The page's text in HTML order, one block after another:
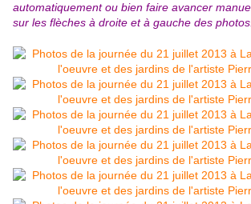
automatiquement ou bien faire avancer
sur les flèches à droite et à gauche des photos.